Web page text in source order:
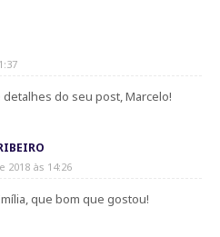
do seu post, Marcelo!
2018 às 14:26
que bom que gostou!